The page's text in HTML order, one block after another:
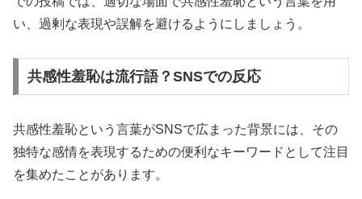
い、過剰な表現や誤解を避けるようにしましょう。
共感性羞恥は流行語？SNSでの反応
共感性羞恥という言葉がSNSで広まった背景には、その
独特な感情を表現するための便利なキーワードとして注目
を集めたことがあります。